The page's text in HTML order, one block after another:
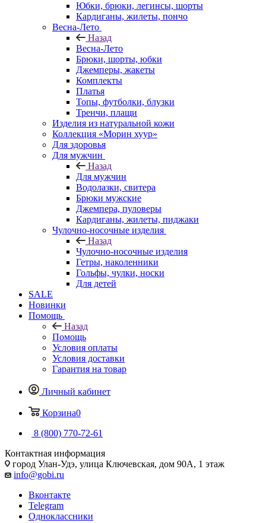
Юбки, брюки, легинсы, шорты
Кардиганы, жилеты, пончо
Весна-Лето
Назад
Весна-Лето
Брюки, шорты, юбки
Джемперы, жакеты
Комплекты
Платья
Топы, футболки, блузки
Тренчи, плащи
Изделия из натуральной кожи
Коллекция «Морин хуур»
Для здоровья
Для мужчин
Назад
Для мужчин
Водолазки, свитера
Брюки мужские
Джемпера, пуловеры
Кардиганы, жилеты, пиджаки
Чулочно-носочные изделия
Назад
Чулочно-носочные изделия
Гетры, наколенники
Гольфы, чулки, носки
Для детей
SALE
Новинки
Помощь
Назад
Помощь
Условия оплаты
Условия доставки
Гарантия на товар
Личный кабинет
Корзина0
8 (800) 770-72-61
Контактная информация
город Улан-Удэ, улица Ключевская, дом 90А, 1 этаж
info@gobi.ru
Вконтакте
Telegram
Одноклассники